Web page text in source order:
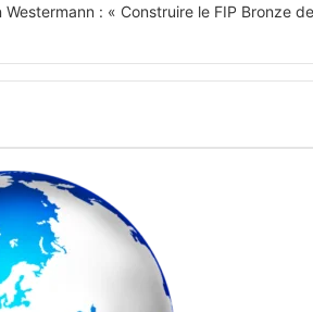
Westermann : « Construire le FIP Bronze